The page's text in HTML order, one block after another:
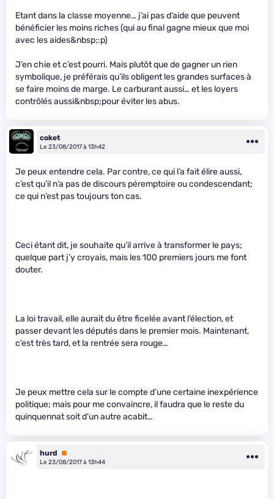
Etant dans la classe moyenne… j’ai pas d’aide que peuvent
bénéficier les moins riches (qui au final gagne mieux que moi
avec les aides&nbsp;:p)
J’en chie et c’est pourri. Mais plutôt que de gagner un rien
symbolique, je préférais qu’ils obligent les grandes surfaces à
se faire moins de marge. Le carburant aussi… et les loyers
contrôlés aussi&nbsp;pour éviter les abus.
coket
Le 23/08/2017 à 13h42
Je peux entendre cela. Par contre, ce qui l’a fait élire aussi,
c’est qu’il n’a pas de discours péremptoire ou condescendant;
ce qui n’est pas toujours ton cas.
Ceci étant dit, je souhaite qu’il arrive à transformer le pays;
quelque part j’y croyais, mais les 100 premiers jours me font
douter.
La loi travail, elle aurait du être ficelée avant l’élection, et
passer devant les députés dans le premier mois. Maintenant,
c’est très tard, et la rentrée sera rouge…
Je peux mettre cela sur le compte d’une certaine inexpérience
politique; mais pour me convaincre, il faudra que le reste du
quinquennat soit d’un autre acabit…
hurd
Premium
Le 23/08/2017 à 13h44